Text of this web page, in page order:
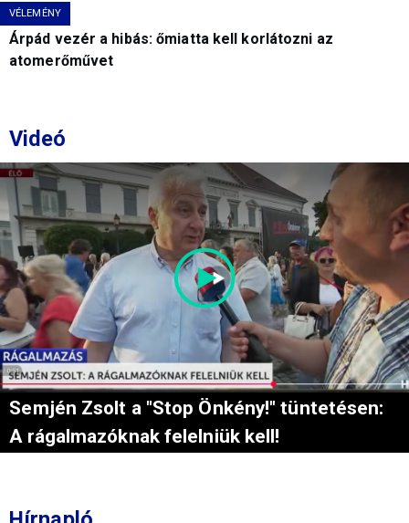
VÉLEMÉNY
Árpád vezér a hibás: őmiatta kell korlátozni az
atomerőművet
Videó
Semjén Zsolt a "Stop Önkény!" tüntetésen:
A rágalmazóknak felelniük kell!